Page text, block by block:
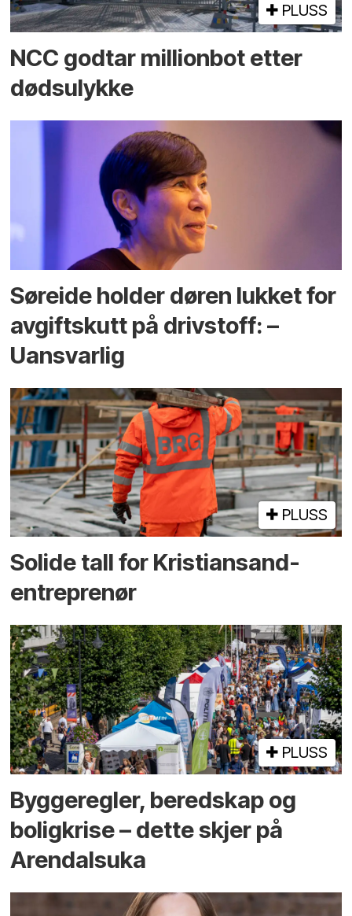
PLUSS
NCC godtar millionbot etter
dødsulykke
Søreide holder døren lukket for
avgiftskutt på drivstoff: –
Uansvarlig
PLUSS
Solide tall for Kristiansand-
entreprenør
PLUSS
Bygge­regler, beredskap og
bolig­krise – dette skjer på
Arendals­uka